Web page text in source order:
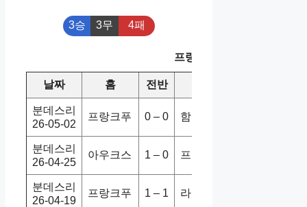
3승 3무 4패
프랑크푸 최근 10경기
날짜 홈 전반
분데스리
26-05-02
프랑크푸 0 – 0 함부르크
분데스리
26-04-25
아우크스 1 – 0 프랑크푸
분데스리
26-04-19
프랑크푸 1 – 1 라이프치